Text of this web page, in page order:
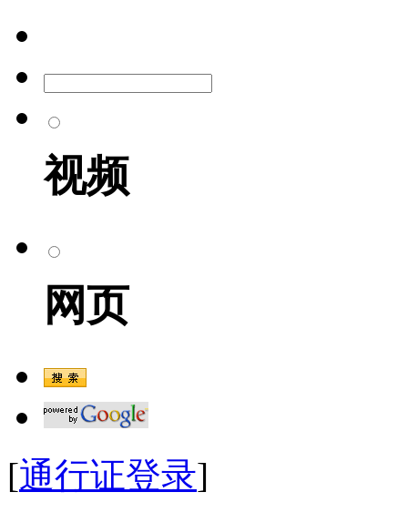
视频
网页
[通行证登录]